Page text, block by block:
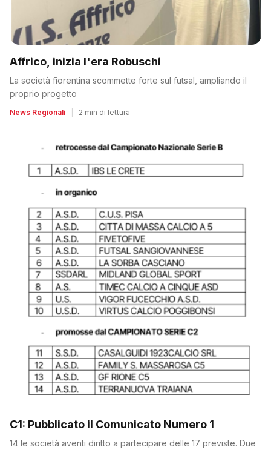
Affrico, inizia l'era Robuschi
La società fiorentina scommette forte sul futsal, ampliando il
proprio progetto
News Regionali 2 min di lettura
C1: Pubblicato il Comunicato Numero 1
14 le società aventi diritto a partecipare delle 17 previste. Due